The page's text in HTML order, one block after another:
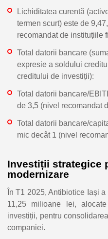
Lichiditatea curentă
termen scurt) este de
recomandat de instituțiile
Total datorii bancare
expresie a soldului
creditului de investiții):
Total datorii bancare/
de 3,5 (nivel recomandat
Total datorii bancare/
mic decât 1 (nivel
Investiții strategice
modernizare
În T1 2025, Antibiotice Iași
11,25 milioane lei,
investiții, pentru
companiei.